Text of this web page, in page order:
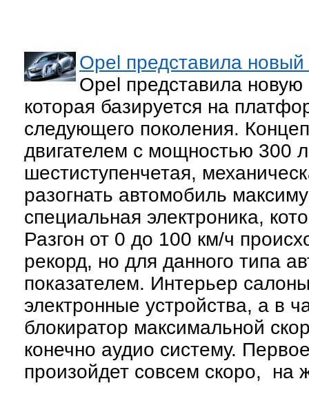
Opel представила
Opel представила
которая базируется на
следующего поколения.
двигателем с мощностью 300
шестиступенчетая,
разогнать автомобиль
специальная электроника,
Разгон от 0 до 100 км/ч
рекорд, но для данного типа
показателем. Интерьер
электронные устройства, а в
блокиратор максимальной
конечно аудио систему.
произойдет совсем скоро, на